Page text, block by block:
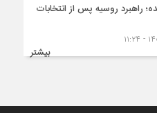
راهبرد روسیه پس از انتخابات
بیشتر